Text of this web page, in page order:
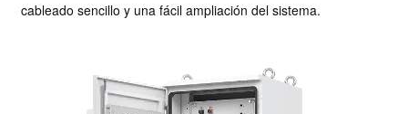
cableado sencillo y una fácil ampliación del sistema.